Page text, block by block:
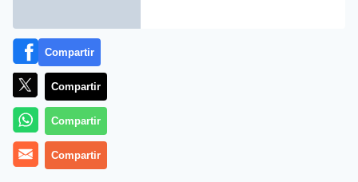
Un hombre en la ciudad de York, en el noreste de
Compartir
Compartir
Compartir
Compartir